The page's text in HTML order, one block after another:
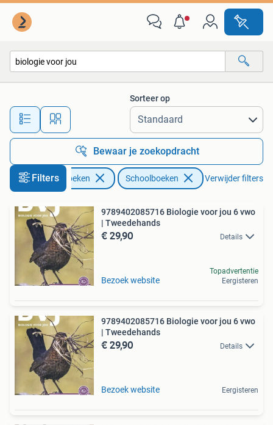
Alle afstanden…
Sorteer op
Bewaar je zoekopdracht
Filters Boeken Schoolboeken Verwijder filters
9789402085716 Biologie voor jou 6 vwo
| Tweedehands
€ 29,90 Details
Bezoek website
Topadvertentie
Eergisteren
9789402085716 Biologie voor jou 6 vwo
| Tweedehands
€ 29,90 Details
Bezoek website Eergisteren